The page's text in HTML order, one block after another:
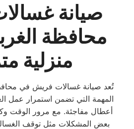
صيانة
محافظة
منزلية
تُعد صيانة غسالات فريش في
المهمة التي تضمن استمرار عمل
أعطال مفاجئة. مع مرور الوقت
بعض المشكلات مثل توقف